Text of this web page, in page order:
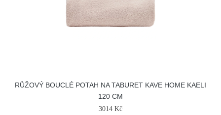
RŮŽOVÝ BOUCLÉ POTAH NA TABURET KAVE HOME KAELI
120 CM
3014 Kč